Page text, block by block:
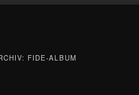
FIDE-ALBUM